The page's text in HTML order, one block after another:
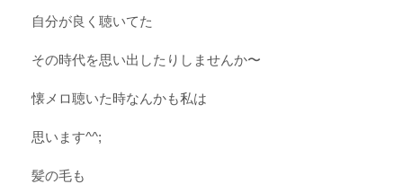
自分が良く聴いてた
その時代を思い出したりしませんか〜
懐メロ聴いた時なんかも私は
思います^^;
髪の毛も